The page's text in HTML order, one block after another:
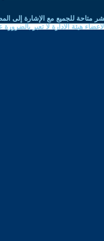
متاحة للجميع مع الإشارة إلى
هيئة الادارة لا تعبر